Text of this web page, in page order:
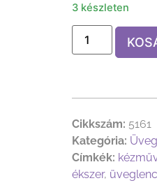
3 készleten
Cikkszám: 5161
Kategória:
Címkék:
ékszer,